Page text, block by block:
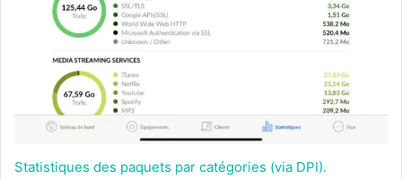
Statistiques des paquets par catégories (via DPI).